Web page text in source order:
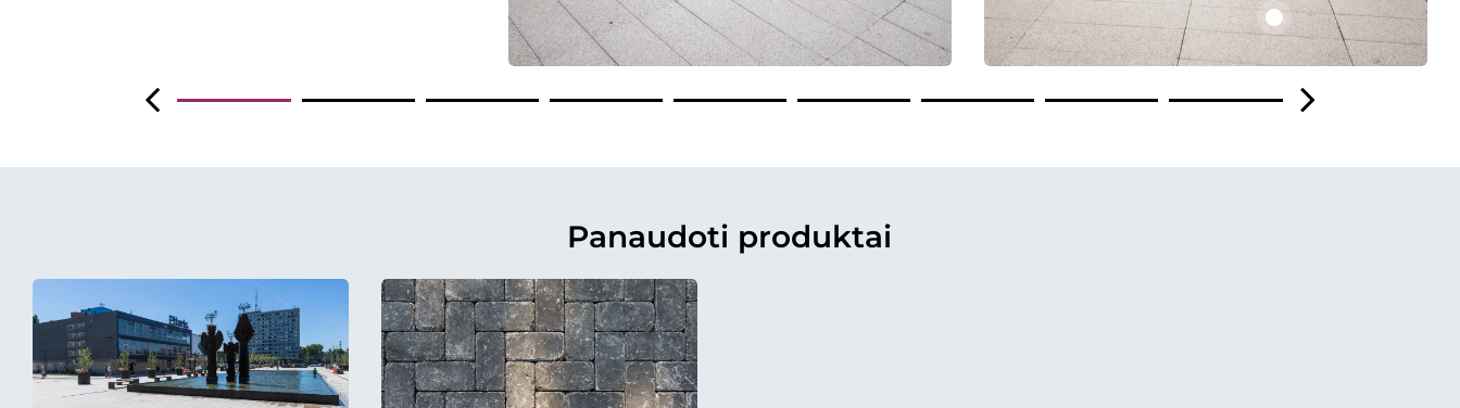
Panaudoti produktai